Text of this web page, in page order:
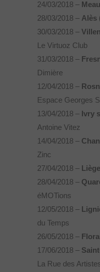
24/03/2018 –
28/03/2018 – Alès
30/03/2018 –
Le Virtuoz Club
31/03/2018 –
Dimière
12/04/2018 –
Espace Georges
13/04/2018 – Ivry
Antoine Vitez
14/04/2018 –
Zinc
27/04/2018 – Liège
28/04/2018 –
éMOTions
12/05/2018 –
du Temps
26/05/2018 –
17/06/2018 –
La Rue des